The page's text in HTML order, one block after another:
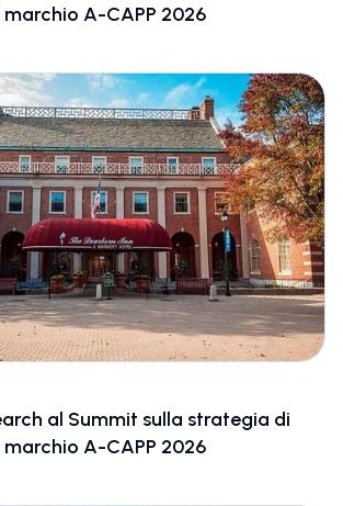
A-CAPP 2026
al Summit sulla strategia di
A-CAPP 2026